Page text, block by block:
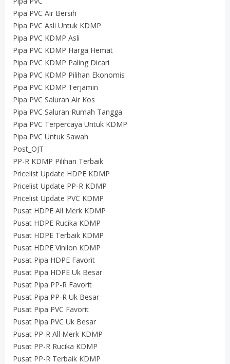
Pipa PVC Air Bersih
Pipa PVC Asli Untuk KDMP
Pipa PVC KDMP Asli
Pipa PVC KDMP Harga Hemat
Pipa PVC KDMP Paling Dicari
Pipa PVC KDMP Pilihan Ekonomis
Pipa PVC KDMP Terjamin
Pipa PVC Saluran Air Kos
Pipa PVC Saluran Rumah Tangga
Pipa PVC Terpercaya Untuk KDMP
Pipa PVC Untuk Sawah
Post_OJT
PP-R KDMP Pilihan Terbaik
Pricelist Update HDPE KDMP
Pricelist Update PP-R KDMP
Pricelist Update PVC KDMP
Pusat HDPE All Merk KDMP
Pusat HDPE Rucika KDMP
Pusat HDPE Terbaik KDMP
Pusat HDPE Vinilon KDMP
Pusat Pipa HDPE Favorit
Pusat Pipa HDPE Uk Besar
Pusat Pipa PP-R Favorit
Pusat Pipa PP-R Uk Besar
Pusat Pipa PVC Favorit
Pusat Pipa PVC Uk Besar
Pusat PP-R All Merk KDMP
Pusat PP-R Rucika KDMP
Pusat PP-R Terbaik KDMP